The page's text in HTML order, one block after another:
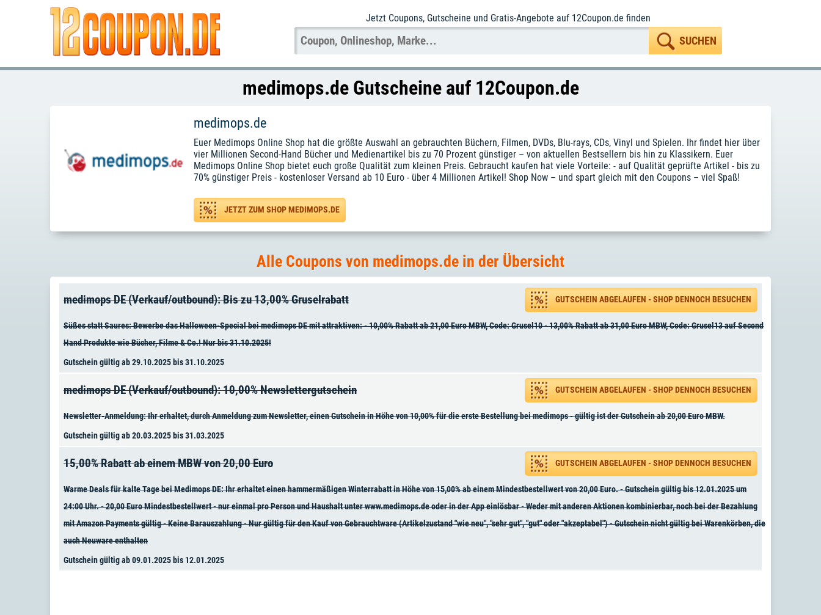
Jetzt Coupons, Gutscheine und Gratis-Angebote auf 12Coupon.de finden
medimops.de Gutscheine auf 12Coupon.de
medimops.de
Euer Medimops Online Shop hat die größte Auswahl an gebrauchten Büchern, Filmen, DVDs, Blu-rays, CDs, Vinyl und Spielen. Ihr findet hier über
vier Millionen Second-Hand Bücher und Medienartikel bis zu 70 Prozent günstiger – von aktuellen Bestsellern bis hin zu Klassikern. Euer
Medimops Online Shop bietet euch große Qualität zum kleinen Preis. Gebraucht kaufen hat viele Vorteile: - auf Qualität geprüfte Artikel - bis zu
70% günstiger Preis - kostenloser Versand ab 10 Euro - über 4 Millionen Artikel! Shop Now – und spart gleich mit den Coupons – viel Spaß!
JETZT ZUM SHOP MEDIMOPS.DE
Alle Coupons von medimops.de in der Übersicht
medimops DE (Verkauf/outbound): Bis zu 13,00% Gruselrabatt GUTSCHEIN ABGELAUFEN - SHOP DENNOCH BESUCHEN
Süßes statt Saures: Bewerbe das Halloween-Special bei medimops DE mit attraktiven: - 10,00% Rabatt ab 21,00 Euro MBW, Code: Grusel10 - 13,00% Rabatt ab 31,00 Euro MBW, Code: Grusel13 auf Second
Hand Produkte wie Bücher, Filme & Co.! Nur bis 31.10.2025!
Gutschein gültig ab 29.10.2025 bis 31.10.2025
medimops DE (Verkauf/outbound): 10,00% Newslettergutschein GUTSCHEIN ABGELAUFEN - SHOP DENNOCH BESUCHEN
Newsletter-Anmeldung: Ihr erhaltet, durch Anmeldung zum Newsletter, einen Gutschein in Höhe von 10,00% für die erste Bestellung bei medimops - gültig ist der Gutschein ab 20,00 Euro MBW.
Gutschein gültig ab 20.03.2025 bis 31.03.2025
15,00% Rabatt ab einem MBW von 20,00 Euro GUTSCHEIN ABGELAUFEN - SHOP DENNOCH BESUCHEN
Warme Deals für kalte Tage bei Medimops DE: Ihr erhaltet einen hammermäßigen Winterrabatt in Höhe von 15,00% ab einem Mindestbestellwert von 20,00 Euro. - Gutschein gültig bis 12.01.2025 um
24:00 Uhr. - 20,00 Euro Mindestbestellwert - nur einmal pro Person und Haushalt unter www.medimops.de oder in der App einlösbar - Weder mit anderen Aktionen kombinierbar, noch bei der Bezahlung
mit Amazon Payments gültig - Keine Barauszahlung - Nur gültig für den Kauf von Gebrauchtware (Artikelzustand "wie neu", "sehr gut", "gut" oder "akzeptabel") - Gutschein nicht gültig bei Warenkörben, die
auch Neuware enthalten
Gutschein gültig ab 09.01.2025 bis 12.01.2025